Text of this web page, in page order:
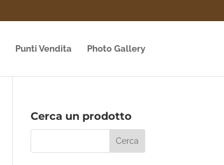
Punti Vendita Photo Gallery
Cerca un prodotto